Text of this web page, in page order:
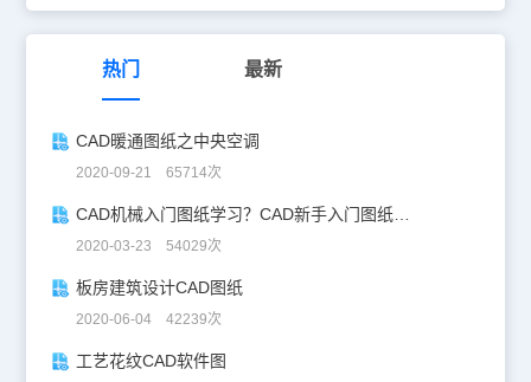
热门 最新
CAD暖通图纸之中央空调
2020-09-21 65714次
CAD机械入门图纸学习？CAD新手入门图纸练习
2020-03-23 54029次
板房建筑设计CAD图纸
2020-06-04 42239次
工艺花纹CAD软件图